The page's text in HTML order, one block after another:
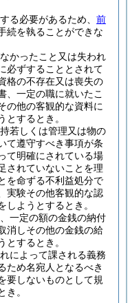
る必要があるため、 前
続を執ることができな
かったこと又は失われ
必ずすることとされて
格の不存在又は喪失の
、一定の職に就いたこ
の他の客観的な資料に
とするとき。
若しくは管理又は物の
て遵守すべき事項が条
て明確にされている場
されていないことを理
を命ずる不利益処分で
実験その他客観的な認
しようとするとき。
一定の額の金銭の納付
消しその他の金銭の給
とするとき。
によって課される義務
ため名宛人となるべき
要しないものとして規
き。